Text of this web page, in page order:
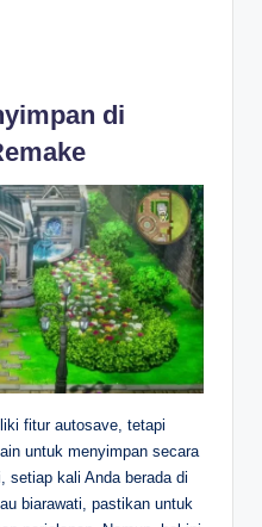
di
fitur autosave, tetapi
untuk menyimpan secara
setiap kali Anda berada di
biarawati, pastikan untuk